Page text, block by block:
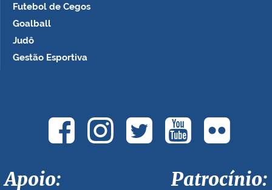
Futebol de Cegos
Goalball
Judô
Gestão Esportiva
Apoio: Patrocínio: